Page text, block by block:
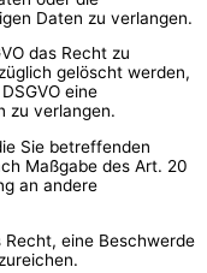
Daten zu verlangen.
das Recht zu
gelöscht werden,
eine
zu verlangen.
Sie betreffenden
Maßgabe des Art. 20
an andere
Recht, eine Beschwerde